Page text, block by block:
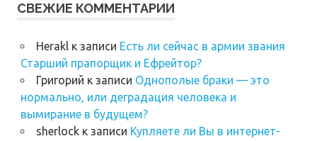
СВЕЖИЕ КОММЕНТАРИИ
Heraklк записи Есть ли сейчас в армии звания
Старший прапорщик и Ефрейтор?
Григорий к записи Однополые браки — это
нормально, или деградация человека и
вымирание в будущем?
sherlockк записи Купляете ли Вы в интернет-